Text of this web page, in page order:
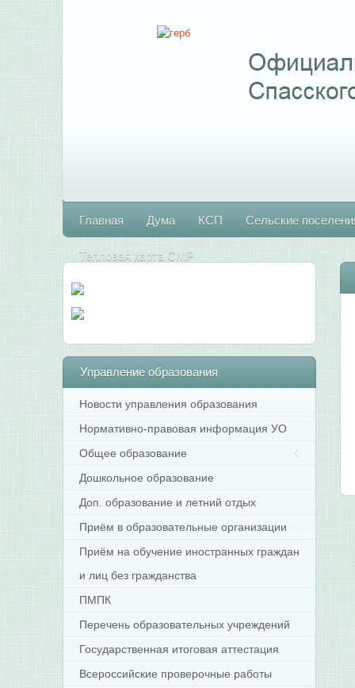
Главная Дума КСП Сельские
Тепловая карта СМР
Управлениеобразования
Новости управления образования
Нормативно-правовая информация УО
Общее образование
Дошкольное образование
Доп. образование и летний отдых
Приём в образовательные организации
Приём на обучение иностранных граждан
и лиц без гражданства
ПМПК
Перечень образовательных учреждений
Государственная итоговая аттестация
Всероссийские проверочные работы